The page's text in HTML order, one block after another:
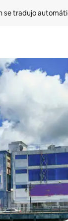
se tradujo
hacia arriba y